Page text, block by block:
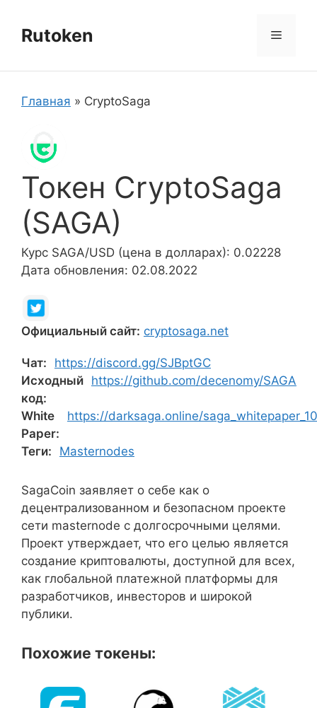
содержимому
Rutoken Меню
Главная » CryptoSaga
Токен CryptoSaga
(SAGA)
Курс SAGA/USD (цена в долларах): 0.02228
Дата обновления: 02.08.2022
Официальный сайт: cryptosaga.net
Чат:
https://discord.gg/SJBptGC
Исходный
код:
https://github.com/decenomy/SAGA
White
Paper:
https://darksaga.online/
Теги: Masternodes
SagaCoin заявляет о себе как о
децентрализованном и безопасном проекте
сети masternode с долгосрочными целями.
Проект утверждает, что его целью является
создание криптовалюты, доступной для всех,
как глобальной платежной платформы для
разработчиков, инвесторов и широкой
публики.
Похожие токены: